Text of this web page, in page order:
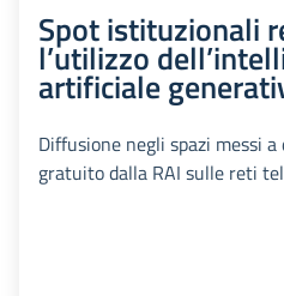
Spot istituzionali
l’utilizzo
artificiale
Diffusione negli spazi messi
gratuito dalla RAI sulle reti